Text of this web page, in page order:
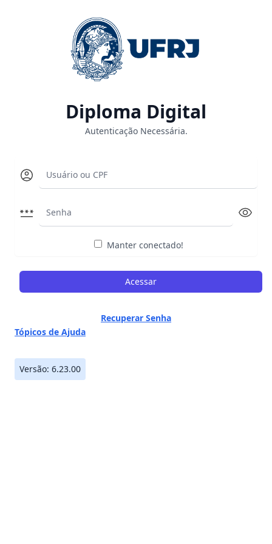
Diploma Digital
Autenticação Necessária.
Manter conectado!
Acessar
Recuperar Senha
Tópicos de Ajuda
Versão: 6.23.00